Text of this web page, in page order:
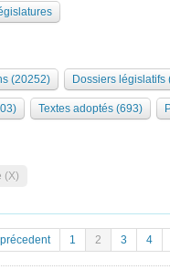
Bureau Collège des
... )
(20252) Dossiers législatifs
Textes adoptés (693)
(X)
1 2 3 4